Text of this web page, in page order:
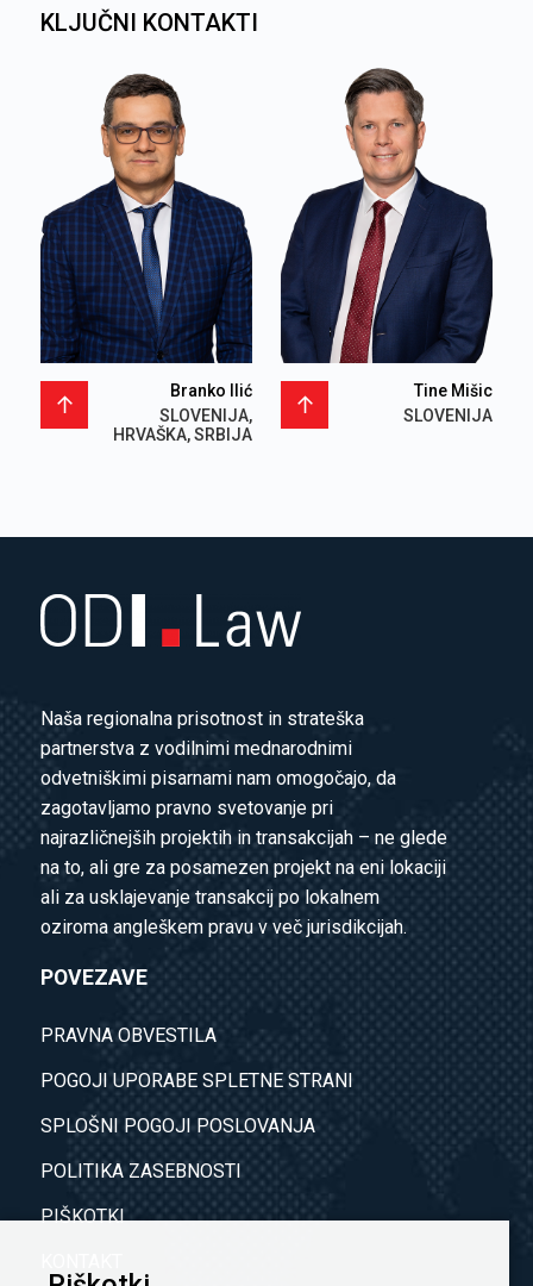
KLJUČNI KONTAKTI
Branko Ilić
SLOVENIJA,
HRVAŠKA, SRBIJA
Tine Mišic
SLOVENIJA
Naša regionalna prisotnost in strateška
partnerstva z vodilnimi mednarodnimi
odvetniškimi pisarnami nam omogočajo, da
zagotavljamo pravno svetovanje pri
najrazličnejših projektih in transakcijah – ne glede
na to, ali gre za posamezen projekt na eni lokaciji
ali za usklajevanje transakcij po lokalnem
oziroma angleškem pravu v več jurisdikcijah.
POVEZAVE
PRAVNA OBVESTILA
POGOJI UPORABE SPLETNE STRANI
SPLOŠNI POGOJI POSLOVANJA
POLITIKA ZASEBNOSTI
PIŠKOTKI